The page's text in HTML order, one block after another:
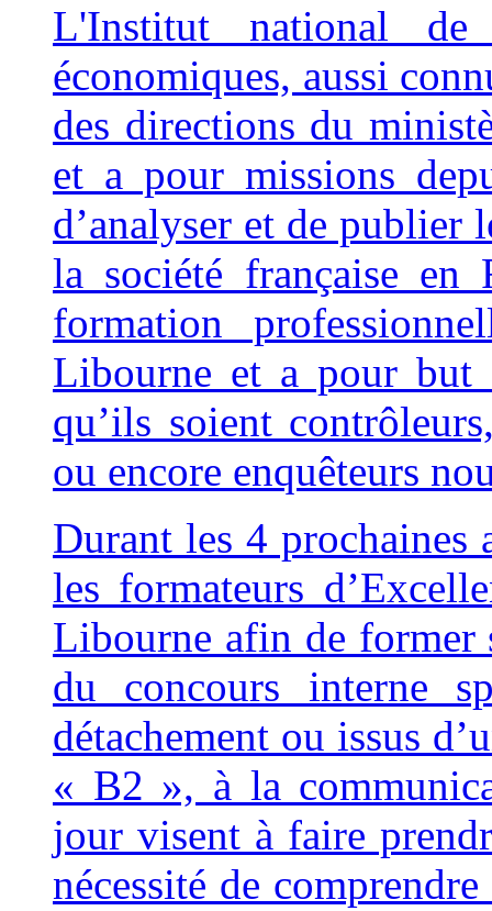
L'Institut national
économiques, aussi
des directions du
et a pour missions
d’analyser et de publier
la société française en
formation
Libourne et a pour but
qu’ils soient
ou encore enquêteurs
Durant les 4 prochaines
les formateurs
Libourne afin de former
du concours interne
détachement ou issus
« B2 », à la
jour visent à faire
nécessité de